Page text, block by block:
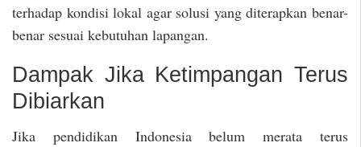
terhadap kondisi lokal agar solusi yang diterapkan benar-
benar sesuai kebutuhan lapangan.
Dampak Jika Ketimpangan Terus
Dibiarkan
Jika pendidikan Indonesia belum merata terus